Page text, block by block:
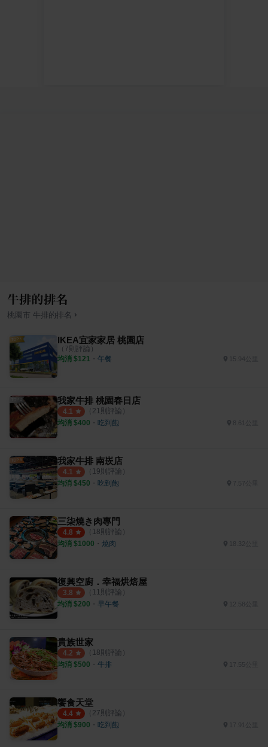
牛排的排名
桃園市 牛排 的排名 ›
IKEA宜家家居 桃園店
（ 7則評論）
均消 $121 ・ 午餐 15.94公里
我家牛排 桃園春日店
4.1 （ 21 則評論）
均消 $400 ・ 吃到飽
我家牛排 南崁店
4.1 （ 19則評論）
均消 $450 ・ 吃到飽 7.57公里
三柒燒き肉專門
4.8 （ 18則評論）
均消 $1000 ・ 燒肉
復興空廚．幸福烘焙屋
3.8 （ 11 則評論）
均消 $200 ・ 早午餐 12.58公里
貴族世家
4.2 （ 18則評論）
均消 $500 ・ 牛排 17.55公里
饗食天堂
4.4 （ 27則評論）
均消 $900 ・ 吃到飽